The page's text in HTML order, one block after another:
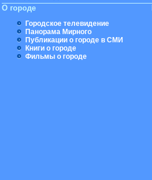
О городе
Городское телевидение
Панорама Мирного
Публикации о городе в СМИ
Книги о городе
Фильмы о городе